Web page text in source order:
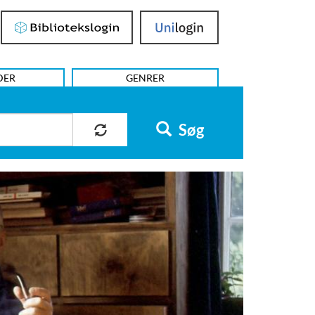
Bibliotekslogin UniLogin
GENRER
Søg